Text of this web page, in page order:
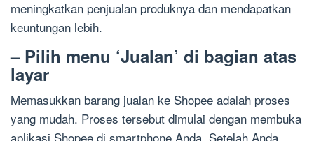
meningkatkan penjualan produknya dan mendapatkan
keuntungan lebih.
– Pilih menu ‘Jualan’ di bagian atas
layar
Memasukkan barang jualan ke Shopee adalah proses
yang mudah. Proses tersebut dimulai dengan membuka
aplikasi Shopee di smartphone Anda. Setelah Anda